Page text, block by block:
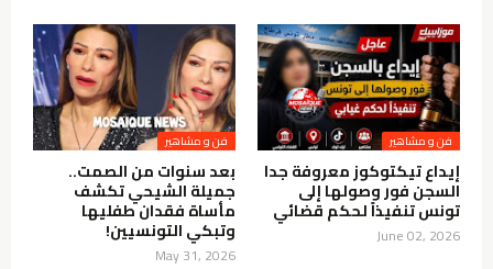
فن و مشاهير
إيداع تيكتوكوز معروفة جدا
السجن فور وصولها إلى
تونس تنفيذاً لحكم قضائي
June 02, 2026
فن و مشاهير
بعد سنوات من الصمت..
جميلة الشيحي تكشف
مأساة فقدان طفليها
وتبكي التونسيين!
May 31, 2026